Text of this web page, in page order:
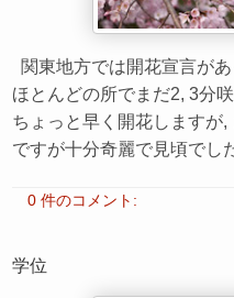
関東地方では開花宣言が
ほとんどの所でまだ2, 3分
ちょっと早く開花しますが,
ですが十分奇麗で見頃でし
0 件のコメント:
学位